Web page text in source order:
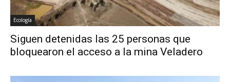
Ecología
Siguen detenidas las 25 personas que
bloquearon el acceso a la mina Veladero